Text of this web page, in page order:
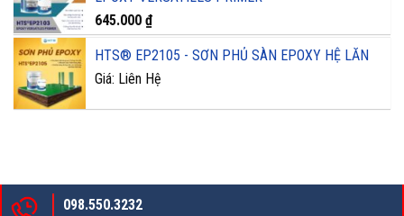
645.000 ₫
HTS® EP2105 - SƠN PHỦ SÀN EPOXY HỆ LĂN
Giá: Liên Hệ
098.550.3232